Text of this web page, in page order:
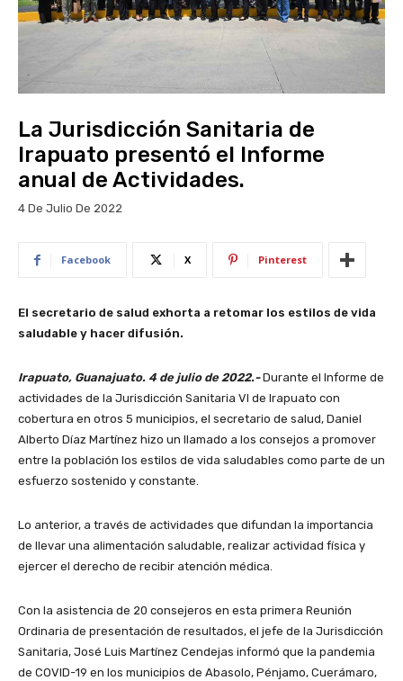
La Jurisdicción Sanitaria de
Irapuato presentó el Informe
anual de Actividades.
4 De Julio De 2022
Facebook X Pinterest
El secretario de salud exhorta a retomar los estilos de vida
saludable y hacer difusión.
Irapuato, Guanajuato. 4 de julio de 2022.-Durante el Informe de
actividades de la Jurisdicción Sanitaria VI de Irapuato con
cobertura en otros 5 municipios, el secretario de salud, Daniel
Alberto Díaz Martínez hizo un llamado a los consejos a promover
entre la población los estilos de vida saludables como parte de un
esfuerzo sostenido y constante.
Lo anterior, a través de actividades que difundan la importancia
de llevar una alimentación saludable, realizar actividad física y
ejercer el derecho de recibir atención médica.
Con la asistencia de 20 consejeros en esta primera Reunión
Ordinaria de presentación de resultados, el jefe de la Jurisdicción
Sanitaria, José Luis Martínez Cendejas informó que la pandemia
de COVID-19 en los municipios de Abasolo, Pénjamo, Cuerámaro,